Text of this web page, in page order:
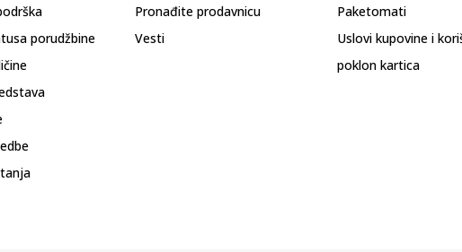
porudžbine
Pronađite prodavnicu
Vesti
Paketomati
Uslovi kupovine i
poklon kartica